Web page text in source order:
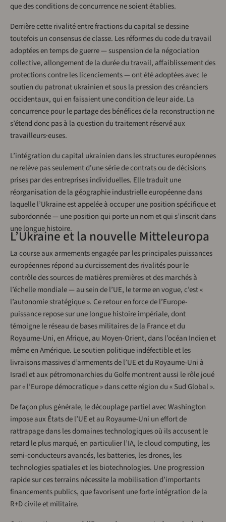
que des conditions de concurrence ne soient établies.
Derrière cette rivalité entre fractions du capital se dessine
toutefois un consensus de classe. Les réformes du code du travail
adoptées en temps de guerre — suspension de la négociation
collective, allongement de la durée du travail, affaiblissement des
protections contre les licenciements — ont été adoptées avec le
soutien du patronat ukrainien et sous la pression des créanciers
occidentaux, qui en faisaient une condition de leur aide. La
concurrence pour le partage des bénéfices de la reconstruction ne
s’étend donc pas à la question du traitement réservé aux
travailleurs·euses.
L’intégration du capital ukrainien dans les structures européennes
ne relève pas seulement d’une série de contrats ou de décisions
prises par des entreprises individuelles. Elle traduit une
réorganisation de la géographie industrielle européenne dans
laquelle l’Ukraine est appelée à occuper une position spécifique et
subordonnée — une position qui porte un nom et qui s’inscrit dans
une longue histoire.
L’Ukraine et la nouvelle Mitteleuropa
La course aux armements engagée par les principales puissances
européennes répond au durcissement des rivalités pour le
contrôle des sources de matières premières et des marchés à
l’échelle mondiale — au sein de l’UE, le terme en vogue, c’est «
l’autonomie stratégique ». Ce retour en force de l’Europe-
puissance repose sur une longue histoire impériale, dont
témoigne le réseau de bases militaires de la France et du
Royaume-Uni, en Afrique, au Moyen-Orient, dans l’océan Indien et
même en Amérique. Le soutien politique indéfectible et les
livraisons massives d’armements de l’UE et du Royaume-Uni à
Israël et aux pétromonarchies du Golfe montrent aussi le rôle joué
par « l’Europe démocratique » dans cette région du « Sud Global ».
De façon plus générale, le découplage partiel avec Washington
impose aux États de l’UE et au Royaume-Uni un effort de
rattrapage dans les domaines technologiques où ils accusent le
retard le plus marqué, en particulier l’IA, le cloud computing, les
semi-conducteurs avancés, les batteries, les drones, les
technologies spatiales et les biotechnologies. Une progression
rapide sur ces terrains nécessite la mobilisation d’importants
financements publics, que favorisent une forte intégration de la
R+D civile et militaire.